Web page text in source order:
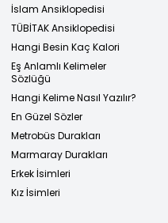
İslam Ansiklopedisi
TÜBİTAK Ansiklopedisi
Hangi Besin Kaç Kalori
Eş Anlamlı Kelimeler
Sözlüğü
Hangi Kelime Nasıl Yazılır?
En Güzel Sözler
Metrobüs Durakları
Marmaray Durakları
Erkek İsimleri
Kız İsimleri